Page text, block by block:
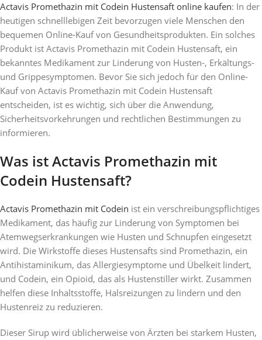
Actavis Promethazin mit Codein Hustensaft online kaufen: In der
heutigen schnelllebigen Zeit bevorzugen viele Menschen den
bequemen Online-Kauf von Gesundheitsprodukten. Ein solches
Produkt ist Actavis Promethazin mit Codein Hustensaft, ein
bekanntes Medikament zur Linderung von Husten-, Erkältungs-
und Grippesymptomen. Bevor Sie sich jedoch für den Online-
Kauf von Actavis Promethazin mit Codein Hustensaft
entscheiden, ist es wichtig, sich über die Anwendung,
Sicherheitsvorkehrungen und rechtlichen Bestimmungen zu
informieren.
Was ist Actavis Promethazin mit
Codein Hustensaft?
Actavis Promethazin mit Codein ist ein verschreibungspflichtiges
Medikament, das häufig zur Linderung von Symptomen bei
Atemwegserkrankungen wie Husten und Schnupfen eingesetzt
wird. Die Wirkstoffe dieses Hustensafts sind Promethazin, ein
Antihistaminikum, das Allergiesymptome und Übelkeit lindert,
und Codein, ein Opioid, das als Hustenstiller wirkt. Zusammen
helfen diese Inhaltsstoffe, Halsreizungen zu lindern und den
Hustenreiz zu reduzieren.
Dieser Sirup wird üblicherweise von Ärzten bei starkem Husten,